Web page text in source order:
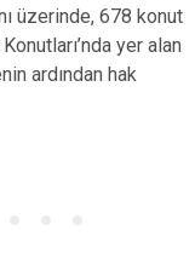
üzerinde, 678 konut
yer alan
ardından hak